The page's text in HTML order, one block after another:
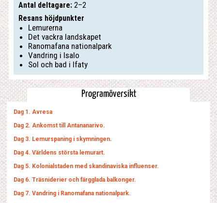
Antal deltagare: 2–2
Resans höjdpunkter
Lemurerna
Det vackra landskapet
Ranomafana nationalpark
Vandring i Isalo
Sol och bad i Ifaty
Programöversikt
Dag 1. Avresa
Dag 2. Ankomst till Antananarivo.
Dag 3. Lemurspaning i skymningen.
Dag 4. Världens största lemurart.
Dag 5. Kolonialstaden med skandinaviska influenser.
Dag 6. Träsniderier och färgglada balkonger.
Dag 7. Vandring i Ranomafana nationalpark.